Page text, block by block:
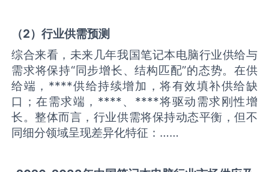
（2）行业供需预测
综合来看，未来几年我国笔记本电脑行业供给与
需求将保持“同步增长、结构匹配”的态势。在供
给端，****供给持续增加，将有效填补供给缺
口；在需求端，****、****将驱动需求刚性增
长。整体而言，行业供需将保持动态平衡，但不
同细分领域呈现差异化特征：……